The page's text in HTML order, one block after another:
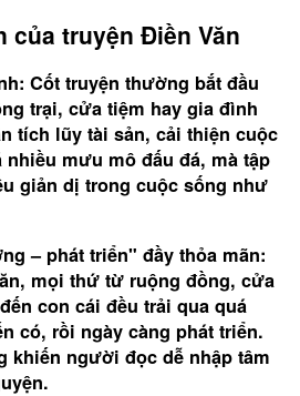
của truyện Điền Văn
Cốt truyện thường bắt đầu
trại, cửa tiệm hay gia đình
tích lũy tài sản, cải thiện cuộc
mưu mô đấu đá, mà tập
giản dị trong cuộc sống như
– phát triển" đầy thỏa mãn:
mọi thứ từ ruộng đồng, cửa
con cái đều trải qua quá
có, rồi ngày càng phát triển.
khiến người đọc dễ nhập tâm